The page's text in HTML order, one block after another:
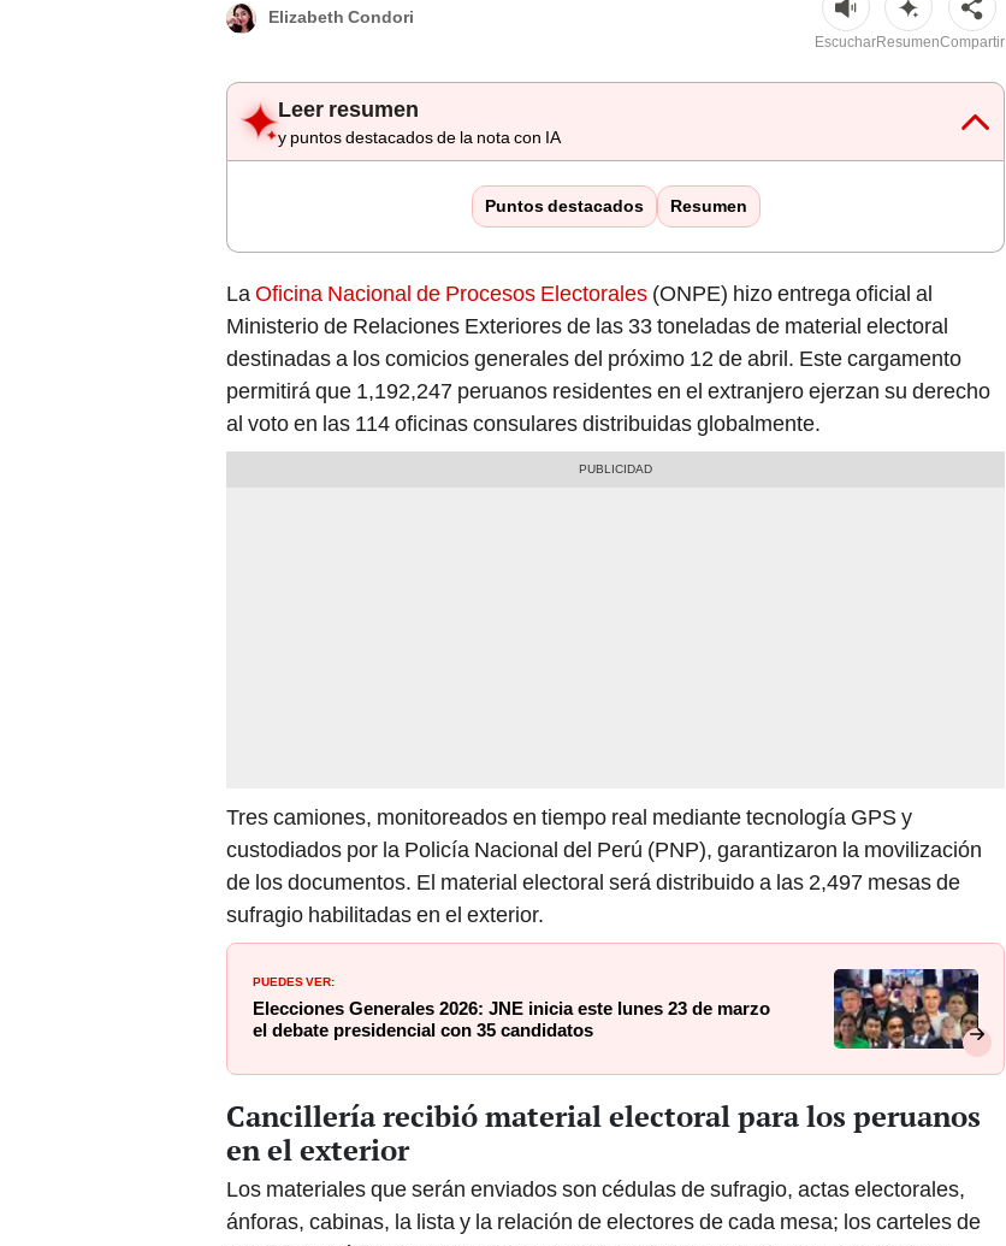
Elizabeth Condori
EscucharResumenCompartir
Leer resumen
y puntos destacados de la nota con IA
Puntos destacados Resumen
LaOficina Nacional de Procesos Electorales (ONPE) hizo entrega oficial al
Ministerio de Relaciones Exteriores de las 33 toneladas de material electoral
destinadas a los comicios generales del próximo 12 de abril. Este cargamento
permitirá que 1,192,247 peruanos residentes en el extranjero ejerzan su derecho
al voto en las 114 oficinas consulares distribuidas globalmente.
Tres camiones, monitoreados en tiempo real mediante tecnología GPS y
custodiados por la Policía Nacional del Perú (PNP), garantizaron la movilización
de los documentos. El material electoral será distribuido a las 2,497 mesas de
sufragio habilitadas en el exterior.
PUEDES VER:
Elecciones Generales 2026: JNE inicia este lunes 23 de marzo
el debate presidencial con 35 candidatos
Cancillería recibió material electoral para los peruanos
en el exterior
Los materiales que serán enviados son cédulas de sufragio, actas electorales,
ánforas, cabinas, la lista y la relación de electores de cada mesa; los carteles de